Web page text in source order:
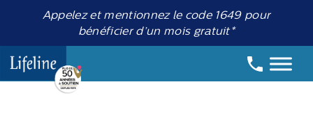
Appelez et mentionnez le code 1649 pour
bénéficier d’un mois gratuit*